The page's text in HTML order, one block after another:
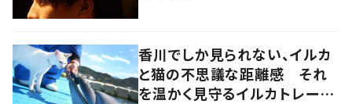
香川でしか見られない、イルカ
と猫の不思議な距離感 それ
を温かく見守るイルカトレーナ